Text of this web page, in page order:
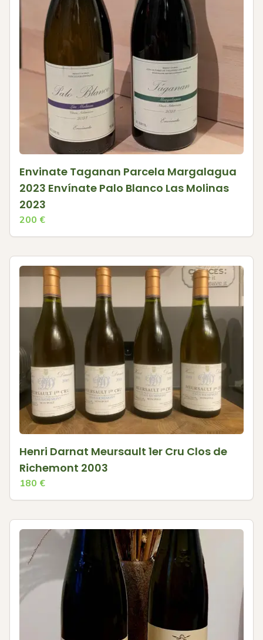
Envinate Taganan Parcela Margalagua
2023 Envínate Palo Blanco Las Molinas
2023
200 €
Henri Darnat Meursault 1er Cru Clos de
Richemont 2003
180 €